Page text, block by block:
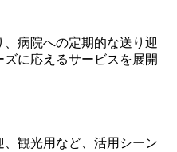
病院への定期的な送り迎
に応えるサービスを展開
観光用など、活用シーン